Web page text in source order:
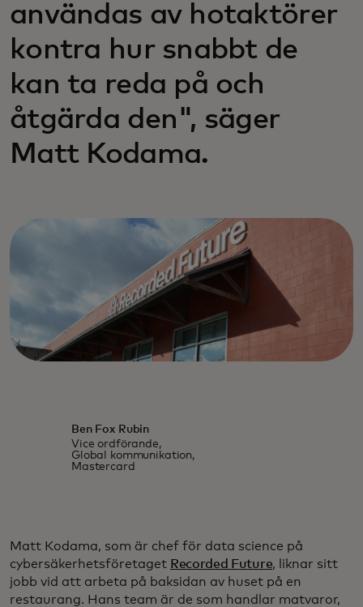
användas av hotaktörer
kontra hur snabbt de
kan ta reda på och
åtgärda den", säger
Matt Kodama.
Ben Fox Rubin
Vice ordförande,
Global kommunikation,
Mastercard
Matt Kodama, som är chef för data science på
cybersäkerhetsföretaget Recorded Future, liknar sitt
jobb vid att arbeta på baksidan av huset på en
restaurang. Hans team är de som handlar matvaror,